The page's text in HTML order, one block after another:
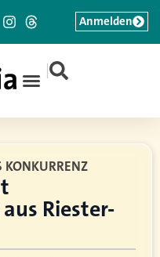
|
Anmelden
KONKURRENZ
Riester-